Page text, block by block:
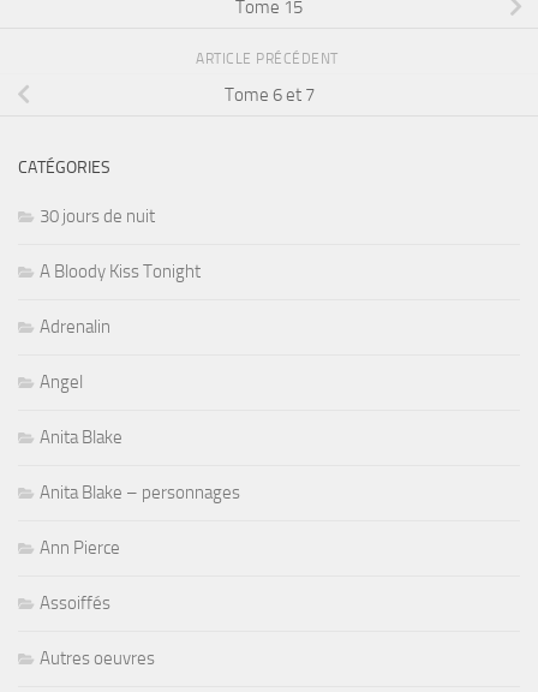
Tome 15
ARTICLE PRÉCÉDENT
Tome 6 et 7
CATÉGORIES
30 jours de nuit
A Bloody Kiss Tonight
Adrenalin
Angel
Anita Blake
Anita Blake – personnages
Ann Pierce
Assoiffés
Autres oeuvres